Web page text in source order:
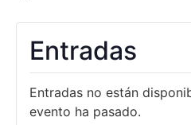
Entradas
Entradas no están
evento ha pasado.